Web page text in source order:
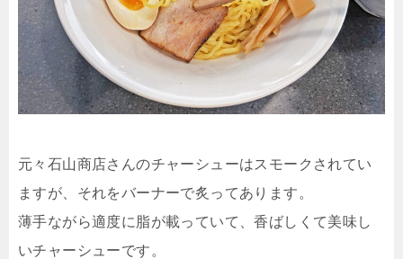
元々石山商店さんのチャーシューはスモークされてい
ますが、それをバーナーで炙ってあります。
薄手ながら適度に脂が載っていて、香ばしくて美味し
いチャーシューです。